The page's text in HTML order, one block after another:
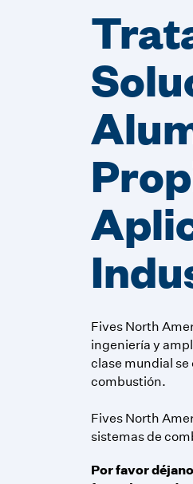
Fives North
ingeniería y
clase mundial
combustión.
Fives North
sistemas de
Por favor